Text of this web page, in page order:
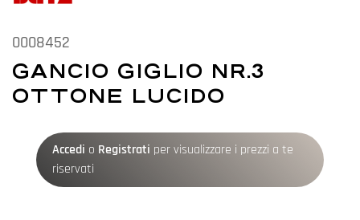
0008452
GANCIO GIGLIO NR.3
OTTONE LUCIDO
Accedi o Registrati per visualizzare i prezzi a te
riservati